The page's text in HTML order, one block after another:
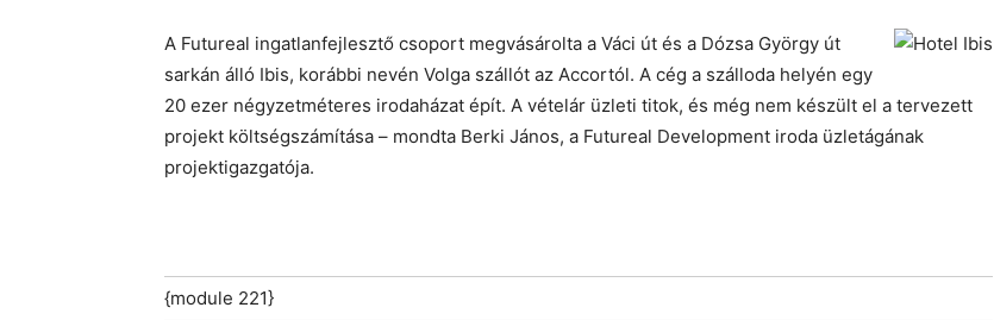
A Futureal ingatlanfejlesztő csoport megvásárolta a Váci út és a Dózsa György út
sarkán álló Ibis, korábbi nevén Volga szállót az Accortól. A cég a szálloda helyén egy
20 ezer négyzetméteres irodaházat épít. A vételár üzleti titok, és még nem készült el a tervezett
projekt költségszámítása – mondta Berki János, a Futureal Development iroda üzletágának
projektigazgatója.
{module 221}